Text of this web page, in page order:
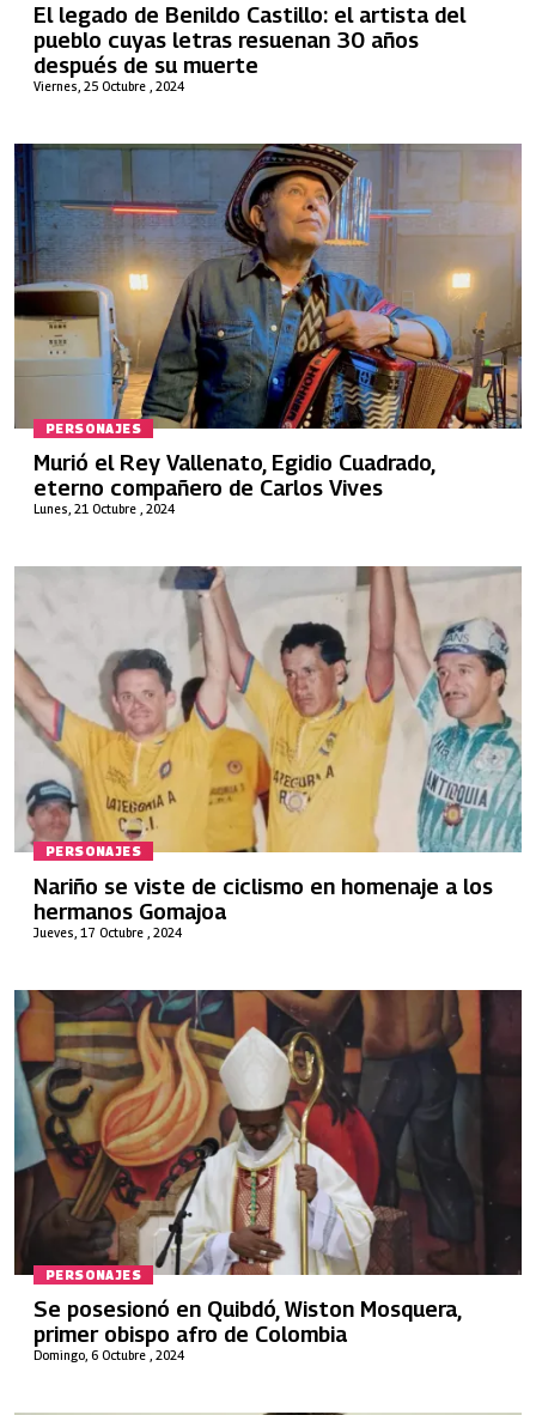
Viernes, 25 Octubre , 2024
El legado de Benildo Castillo: el artista del
pueblo cuyas letras resuenan 30 años
después de su muerte
PERSONAJES
Lunes, 21 Octubre , 2024
Murió el Rey Vallenato, Egidio Cuadrado,
eterno compañero de Carlos Vives
PERSONAJES
Jueves, 17 Octubre , 2024
Nariño se viste de ciclismo en homenaje a los
hermanos Gomajoa
PERSONAJES
Domingo, 6 Octubre , 2024
Se posesionó en Quibdó, Wiston Mosquera,
primer obispo afro de Colombia